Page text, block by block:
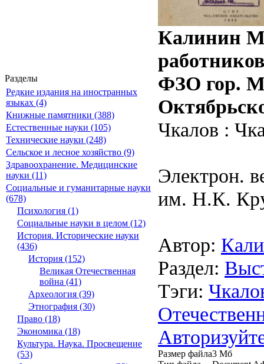
Разделы
Редкие издания на иностранных
языках (4)
Книжные памятники (388)
Естественные науки (105)
Технические науки (248)
Сельское и лесное хозяйство (9)
Здравоохранение. Медицинские
науки (11)
Социальные и гуманитарные науки
(678)
Психология (1)
Социальные науки в целом (12)
История. Исторические науки
(436)
История (152)
Великая Отечественная
война (41)
Археология (39)
Этнография (30)
Право (18)
Экономика (18)
Культура. Наука. Просвещение
(53)
Калинин
ФЗО гор.
Чкалов :
Электрон.
им. Н.К.
Автор:
Раздел:
Тэги:
Размер файла3 Мб